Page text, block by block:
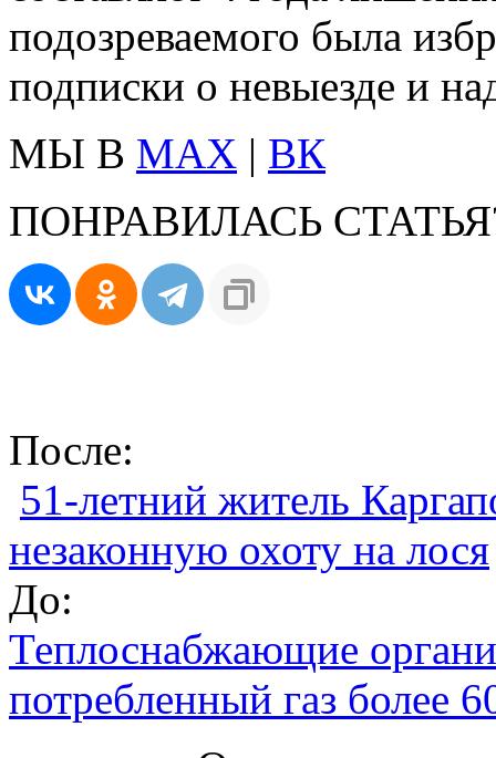
подозреваемого была
подписки о невыезде и
МЫ В MAX | ВК
ПОНРАВИЛАСЬ
После:
51-летний житель
незаконную охоту на лося
До:
Теплоснабжающие
потребленный газ более